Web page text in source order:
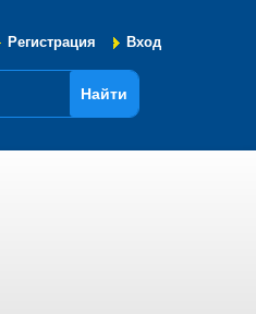
Регистрация Вход